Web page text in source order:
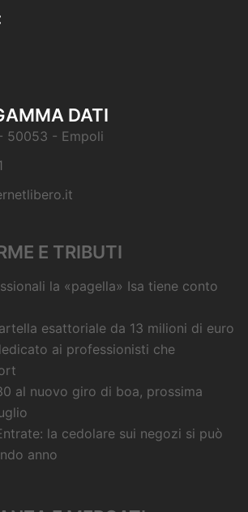
DATI
50053 - Empoli
E TRIBUTI
la «pagella» Isa tiene conto
esattoriale da 13 milioni di euro
ai professionisti che
al nuovo giro di boa, prossima
la cedolare sui negozi si può
anno